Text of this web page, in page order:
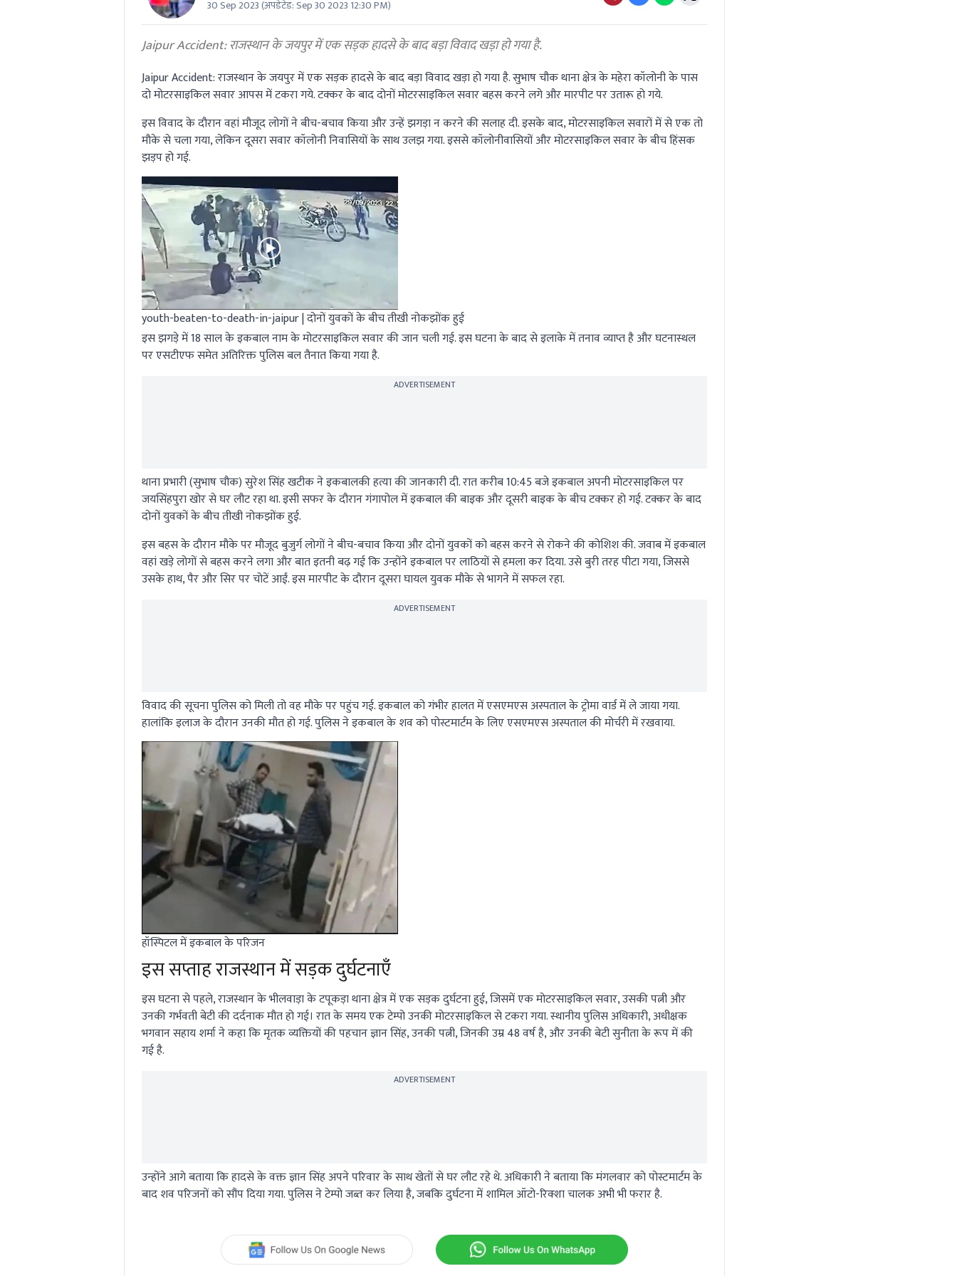
secondsVolume
0%
30 Sep 2023(अपडेटेड:Sep 30 2023 12:30 PM)
Jaipur Accident: राजस्थान के जयपुर में एक सड़क हादसे के बाद बड़ा विवाद खड़ा हो गया है.
Jaipur Accident:राजस्थान के जयपुर में एक सड़क हादसे के बाद बड़ा विवाद खड़ा हो गया है. सुभाष चौक थाना क्षेत्र के महेरा कॉलोनी के पास
दो मोटरसाइकिल सवार आपस में टकरा गये. टक्कर के बाद दोनों मोटरसाइकिल सवार बहस करने लगे और मारपीट पर उतारू हो गये.
इस विवाद के दौरान वहां मौजूद लोगों ने बीच-बचाव किया और उन्हें झगड़ा न करने की सलाह दी. इसके बाद, मोटरसाइकिल सवारों में से एक तो
मौके से चला गया, लेकिन दूसरा सवार कॉलोनी निवासियों के साथ उलझ गया. इससे कॉलोनीवासियों और मोटरसाइकिल सवार के बीच हिंसक
झड़प हो गई.
youth-beaten-to-death-in-jaipur | दोनों युवकों के बीच तीखी नोकझोंक हुई
इस झगड़े में 18 साल के इकबाल नाम के मोटरसाइकिल सवार की जान चली गई. इस घटना के बाद से इलाके में तनाव व्याप्त है और घटनास्थल
पर एसटीएफ समेत अतिरिक्त पुलिस बल तैनात किया गया है.
ADVERTISEMENT
थाना प्रभारी (सुभाष चौक) सुरेश सिंह खटीक ने इकबालकी हत्या की जानकारी दी. रात करीब 10:45 बजे इकबाल अपनी मोटरसाइकिल पर
जयसिंहपुरा खोर से घर लौट रहा था. इसी सफर के दौरान गंगापोल में इकबाल की बाइक और दूसरी बाइक के बीच टक्कर हो गई. टक्कर के बाद
दोनों युवकों के बीच तीखी नोकझोंक हुई.
इस बहस के दौरान मौके पर मौजूद बुजुर्ग लोगों ने बीच-बचाव किया और दोनों युवकों को बहस करने से रोकने की कोशिश की. जवाब में इकबाल
वहां खड़े लोगों से बहस करने लगा और बात इतनी बढ़ गई कि उन्होंने इकबाल पर लाठियों से हमला कर दिया. उसे बुरी तरह पीटा गया, जिससे
उसके हाथ, पैर और सिर पर चोटें आईं. इस मारपीट के दौरान दूसरा घायल युवक मौके से भागने में सफल रहा.
ADVERTISEMENT
विवाद की सूचना पुलिस को मिली तो वह मौके पर पहुंच गई. इकबाल को गंभीर हालत में एसएमएस अस्पताल के ट्रोमा वार्ड में ले जाया गया.
हालांकि इलाज के दौरान उनकी मौत हो गई. पुलिस ने इकबाल के शव को पोस्टमार्टम के लिए एसएमएस अस्पताल की मोर्चरी में रखवाया.
हॉस्पिटल में इकबाल के परिजन
इस सप्ताह राजस्थान में सड़क दुर्घटनाएँ
इस घटना से पहले, राजस्थान के भीलवाड़ा के टपूकड़ा थाना क्षेत्र में एक सड़क दुर्घटना हुई, जिसमें एक मोटरसाइकिल सवार, उसकी पत्नी और
उनकी गर्भवती बेटी की दर्दनाक मौत हो गई। रात के समय एक टेम्पो उनकी मोटरसाइकिल से टकरा गया. स्थानीय पुलिस अधिकारी, अधीक्षक
भगवान सहाय शर्मा ने कहा कि मृतक व्यक्तियों की पहचान ज्ञान सिंह, उनकी पत्नी, जिनकी उम्र 48 वर्ष है, और उनकी बेटी सुनीता के रूप में की
गई है.
ADVERTISEMENT
उन्होंने आगे बताया कि हादसे के वक्त ज्ञान सिंह अपने परिवार के साथ खेतों से घर लौट रहे थे. अधिकारी ने बताया कि मंगलवार को पोस्टमार्टम के
बाद शव परिजनों को सौंप दिया गया. पुलिस ने टेम्पो जब्त कर लिया है, जबकि दुर्घटना में शामिल ऑटो-रिक्शा चालक अभी भी फरार है.